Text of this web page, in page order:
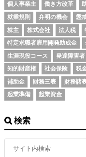
個人事業主
働き方改革
就業規則
弁明の機会 懲
株主
株式会社 法人税
特定求職者雇用開発助成金
生涯現役コース
発達障害
知的財産権
社会保険 税
補助金
財務三表 財務諸
起業準備
起業資金
検索